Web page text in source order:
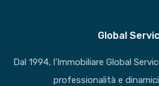
Global
Dal 1994, l’Immobiliare Global
professionalità e